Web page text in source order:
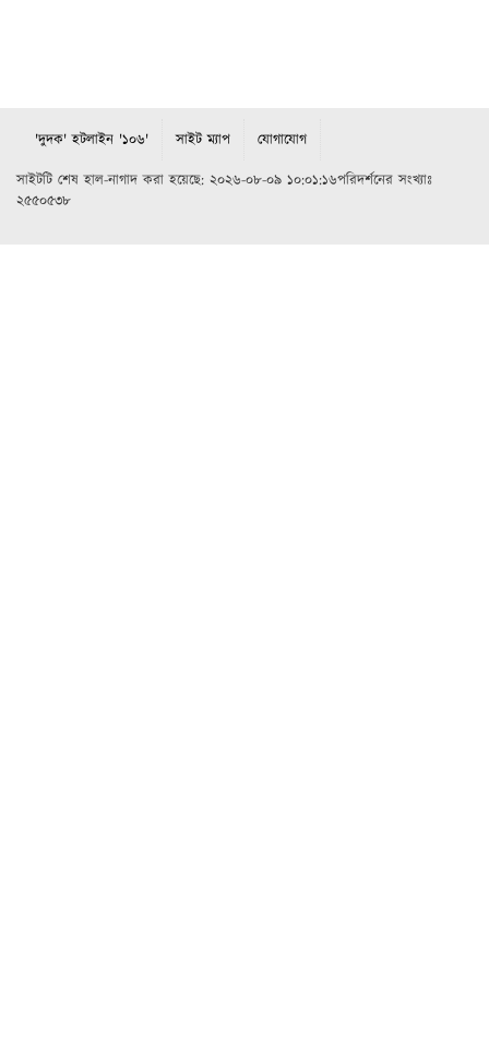
'দুদক' হটলাইন '১০৬' সাইট ম্যাপ যোগাযোগ
সাইটটি শেষ হাল-নাগাদ করা হয়েছে: ২০২৬-০৮-০৯ ১০:০১:১৬পরিদর্শনের সংখ্যাঃ
২৫৫০৫৩৮